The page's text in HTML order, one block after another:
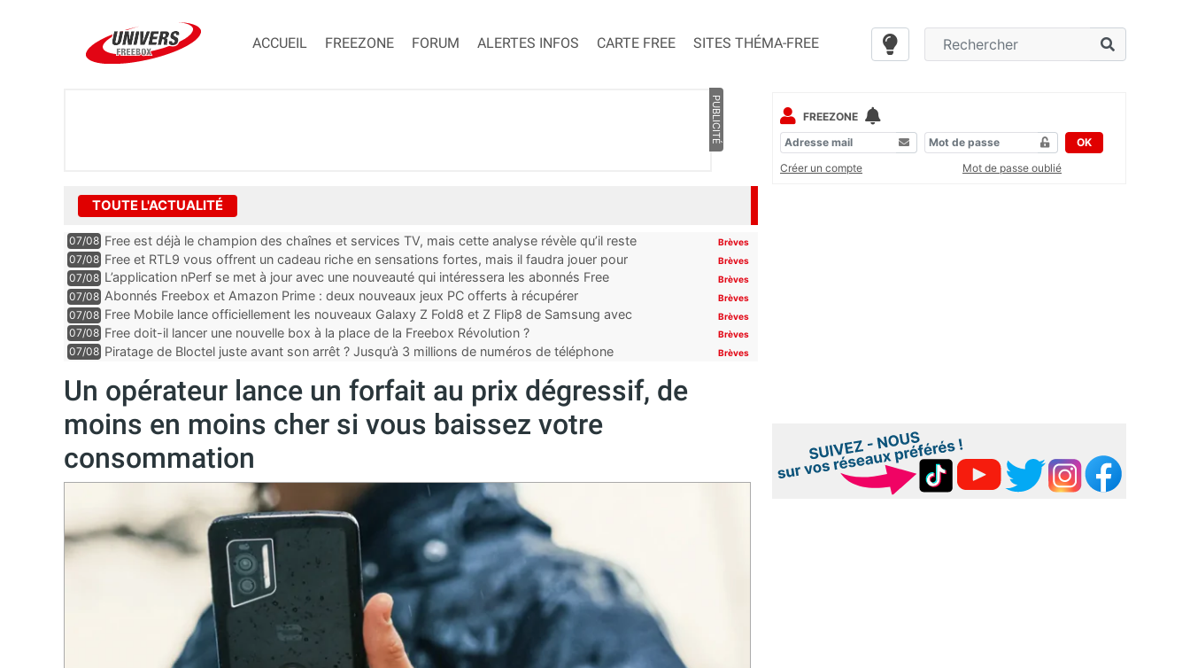
ACCUEIL FREEZONE FORUM ALERTES INFOS CARTE FREE SITES THÉMA-FREE
PUBLICITÉ
TOUTE L'ACTUALITÉ
07/08 Free est déjà le champion des chaînes et services TV, mais cette analyse révèle qu’il reste
encore au moin...
Brèves
07/08 Free et RTL9 vous offrent un cadeau riche en sensations fortes, mais il faudra jouer pour
l’obtenir
Brèves
07/08 L’application nPerf se met à jour avec une nouveauté qui intéressera les abonnés Free
Mobile, Orange, SFR ...
Brèves
07/08 Abonnés Freebox et Amazon Prime : deux nouveaux jeux PC offerts à récupérer Brèves
07/08 Free Mobile lance officiellement les nouveaux Galaxy Z Fold8 et Z Flip8 de Samsung avec
des promos et des cadeaux
Brèves
07/08 Free doit-il lancer une nouvelle box à la place de la Freebox Révolution ? Brèves
07/08 Piratage de Bloctel juste avant son arrêt ? Jusqu’à 3 millions de numéros de téléphone
Brèves
Un opérateur lance un forfait au prix dégressif, de
moins en moins cher si vous baissez votre
consommation
FREEZONE
OK
Créer un compte
Mot de passe oublié